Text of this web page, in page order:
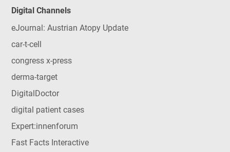
Digital Channels
eJournal: Austrian Atopy Update
car-t-cell
congress x-press
derma-target
DigitalDoctor
digital patient cases
Expert:innenforum
Fast Facts Interactive